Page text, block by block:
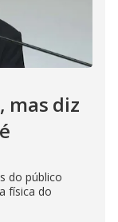
mas diz
do público
física do